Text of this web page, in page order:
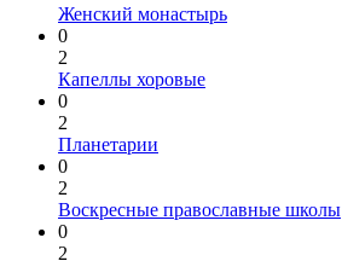
Женский монастырь
0
2
Капеллы хоровые
0
2
Планетарии
0
2
Воскресные православные школы
0
2